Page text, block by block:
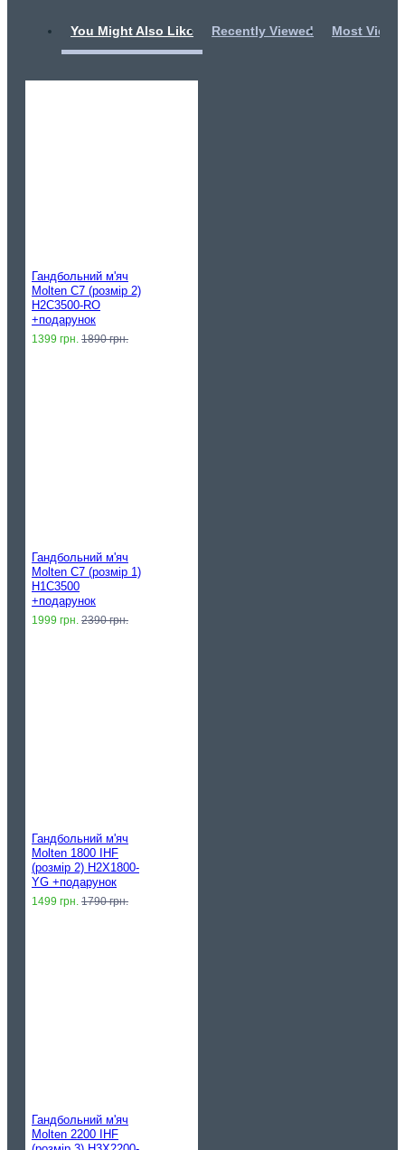
You Might Also Like Recently Viewed Most
Гандбольний м'яч
Molten C7 (розмір 2)
H2C3500-RO
+подарунок
1399 грн. 1890 грн.
Гандбольний м'яч
Molten C7 (розмір 1)
H1C3500
+подарунок
1999 грн. 2390 грн.
Гандбольний м'яч
Molten 1800 IHF
(розмір 2) H2X1800-
YG +подарунок
1499 грн. 1790 грн.
Гандбольний м'яч
Molten 2200 IHF